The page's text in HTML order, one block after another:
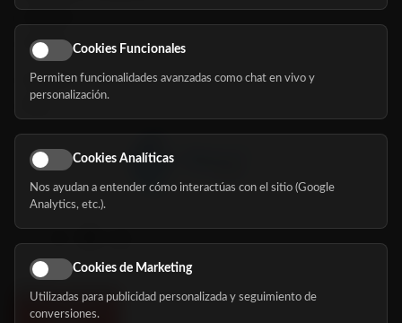
Eventos
Nosotros
Síguenos
Cookies Funcionales
Permiten funcionalidades avanzadas como chat en vivo y
personalización.
Cookies Analíticas
Nos ayudan a entender cómo interactúas con el sitio (Google
Analytics, etc.).
Cookies de Marketing
Utilizadas para publicidad personalizada y seguimiento de
conversiones.